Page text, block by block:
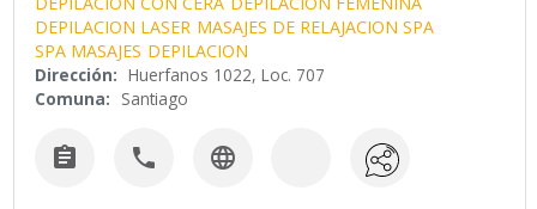
DEPILACION LASER MASAJES DE RELAJACION SPA
SPA MASAJES DEPILACION
Dirección: Huerfanos 1022, Loc. 707
Comuna: Santiago
  